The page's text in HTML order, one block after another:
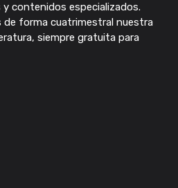
contenidos especializados.
de forma cuatrimestral nuestra
siempre gratuita para